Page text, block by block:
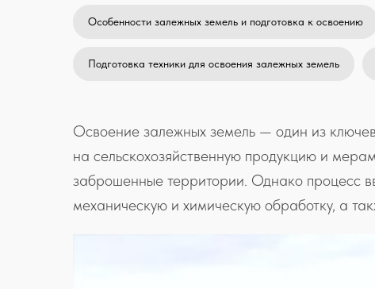
Особенности залежных земель и подготовка к освоению
Подготовка техники для освоения залежных земель
Освоение залежных земель — один из
на сельскохозяйственную продукцию и
заброшенные территории. Однако процесс
механическую и химическую обработку, а